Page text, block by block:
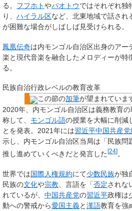
る。 フフホトやパオトウではそれぞれ独
り、 ハイラル区など、北東地域で話され
が困難な場合がしばしば見受けられる。
鳳凰伝奇は内モンゴル自治区出身のア
楽と現代音楽を融合したメロディーが特
る。
民族自治行政レベルの教育改革
この節の加筆が望まれていま
2020年、内モンゴル自治区は義務教育の
称して、 モンゴル語の授業を大幅に削減
とを発表。2021年には習近平中国共産
示し、内モンゴル自治区当局は「民族問
推し進めていくべきだと発言した [24] 。
世界では国際人権規約にて少数民族が独
民族の文化や宗教 、言語を「否定されな
れているが、 中国共産党の習近平政権は
動への警戒から愛国主義と漢語教育を強